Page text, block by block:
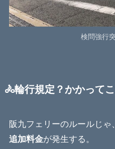
検問強行
🚴輪行規定？かかって
阪九フェリーのルールじゃ、
追加料金が発生する。